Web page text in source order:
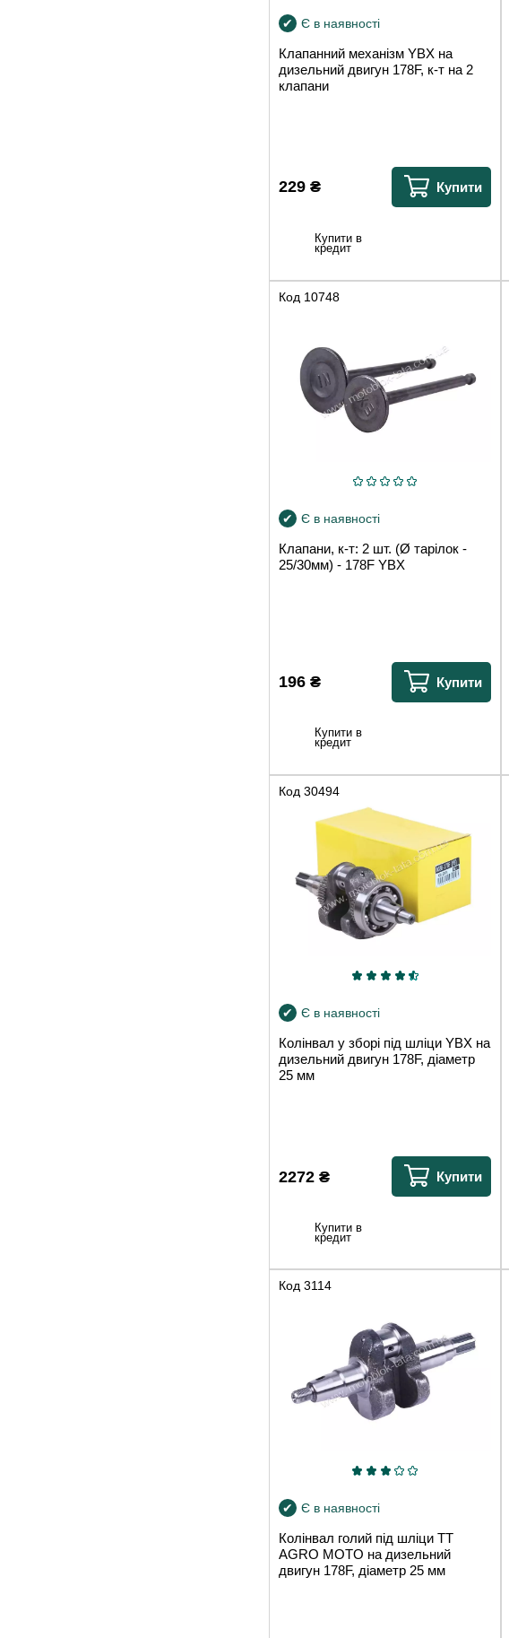
Є в наявності
Клапанний механізм YBX на
дизельний двигун 178F, к-т на 2
клапани
229 ₴ Купити
Купити в
кредит
Код 10748
Є в наявності
Клапани, к-т: 2 шт. (Ø тарілок -
25/30мм) - 178F YBX
196 ₴ Купити
Купити в
кредит
Код 30494
Є в наявності
Колінвал у зборі під шліци YBX на
дизельний двигун 178F, діаметр
25 мм
2272 ₴ Купити
Купити в
кредит
Код 3114
Є в наявності
Колінвал голий під шліци TT
AGRO MOTO на дизельний
двигун 178F, діаметр 25 мм